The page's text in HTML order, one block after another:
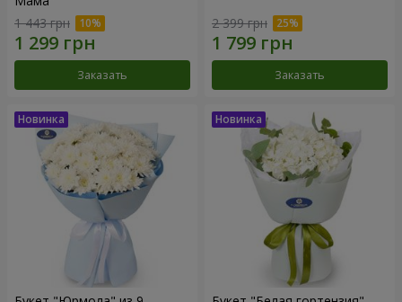
1 443 грн
Заказать
2 399 грн
Заказать